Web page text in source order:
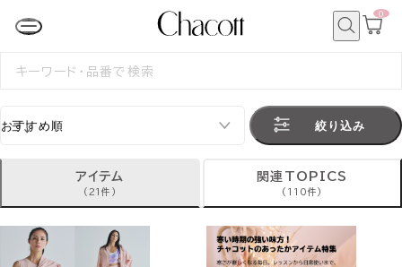
カ
0
検
絞り込み
アイテム
(21件)
関連TOPICS
(110件)